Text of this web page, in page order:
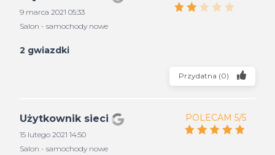
9 marca 2021 05:33
Salon - samochody nowe
2 gwiazdki
Przydatna (0)
Użytkownik sieci
15 lutego 2021 14:50
Salon - samochody nowe
POLECAM 5/5